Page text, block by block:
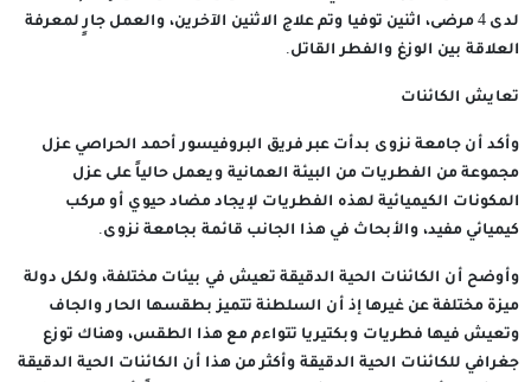
لدى 4 مرضى، اثنين توفيا وتم علاج الاثنين الآخرين، والعمل جارٍ لمعرفة
العلاقة بين الوزغ والفطر القاتل.
تعايش الكائنات
وأكد أن جامعة نزوى بدأت عبر فريق البروفيسور أحمد الحراصي عزل
مجموعة من الفطريات من البيئة العمانية ويعمل حالياً على عزل
المكونات الكيميائية لهذه الفطريات لإيجاد مضاد حيوي أو مركب
كيميائي مفيد، والأبحاث في هذا الجانب قائمة بجامعة نزوى.
وأوضح أن الكائنات الحية الدقيقة تعيش في بيئات مختلفة، ولكل دولة
ميزة مختلفة عن غيرها إذ أن السلطنة تتميز بطقسها الحار والجاف
وتعيش فيها فطريات وبكتيريا تتواءم مع هذا الطقس، وهناك توزع
جغرافي للكائنات الحية الدقيقة وأكثر من هذا أن الكائنات الحية الدقيقة